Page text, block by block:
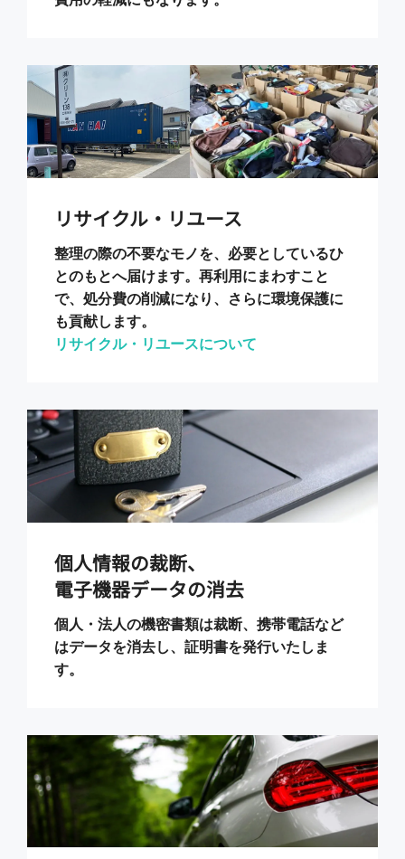
リサイクル・リユース
整理の際の不要なモノを、必要としているひ
とのもとへ届けます。再利用にまわすこと
で、処分費の削減になり、さらに環境保護に
も貢献します。
リサイクル・リユースについて
個人情報の裁断、
電子機器データの消去
個人・法人の機密書類は裁断、携帯電話など
はデータを消去し、証明書を発行いたしま
す。